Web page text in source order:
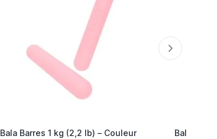
Bala Barres 1 kg (2,2 lb) – Couleur
Bala